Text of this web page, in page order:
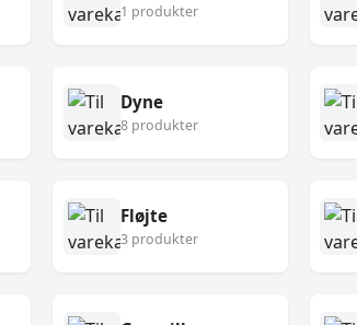
1 produkter
Dyne
8 produkter
Fløjte
3 produkter